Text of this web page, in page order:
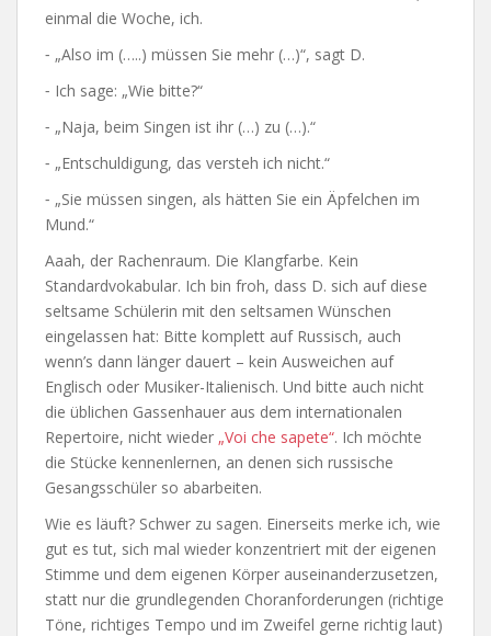
einmal die Woche, ich.
⁃ „Also im (…..) müssen Sie mehr (…)“, sagt D.
⁃ Ich sage: „Wie bitte?“
⁃ „Naja, beim Singen ist ihr (…) zu (…).“
⁃ „Entschuldigung, das versteh ich nicht.“
⁃ „Sie müssen singen, als hätten Sie ein Äpfelchen im
Mund.“
Aaah, der Rachenraum. Die Klangfarbe. Kein
Standardvokabular. Ich bin froh, dass D. sich auf diese
seltsame Schülerin mit den seltsamen Wünschen
eingelassen hat: Bitte komplett auf Russisch, auch
wenn’s dann länger dauert – kein Ausweichen auf
Englisch oder Musiker-Italienisch. Und bitte auch nicht
die üblichen Gassenhauer aus dem internationalen
Repertoire, nicht wieder „Voi che sapete“. Ich möchte
die Stücke kennenlernen, an denen sich russische
Gesangsschüler so abarbeiten.
Wie es läuft? Schwer zu sagen. Einerseits merke ich, wie
gut es tut, sich mal wieder konzentriert mit der eigenen
Stimme und dem eigenen Körper auseinanderzusetzen,
statt nur die grundlegenden Choranforderungen (richtige
Töne, richtiges Tempo und im Zweifel gerne richtig laut)